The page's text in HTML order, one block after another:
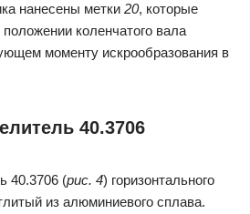
нанесены метки 20, которые
коленчатого вала
моменту искрообразования в
40.3706
40.3706 (рис. 4) горизонтального
из алюминиевого сплава.